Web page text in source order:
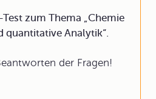
zum Thema „Chemie
quantitative Analytik“.
der Fragen!